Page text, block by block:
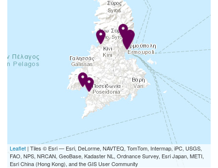
Leaflet | Tiles © Esri — Esri, DeLorme, NAVTEQ, TomTom, Intermap, iPC, USGS,
FAO, NPS, NRCAN, GeoBase, Kadaster NL, Ordnance Survey, Esri Japan, METI,
Esri China (Hong Kong), and the GIS User Community